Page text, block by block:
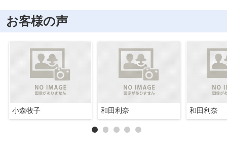
お客様の声
小森牧子 和田利奈 和田利奈